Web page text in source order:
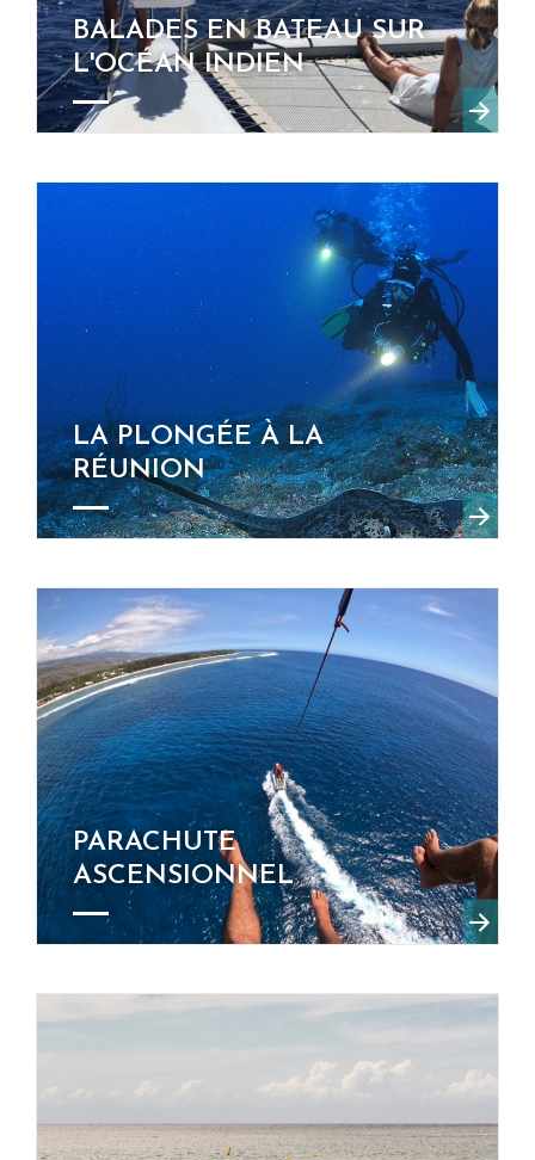
BALADES EN BATEAU SUR
L'OCÉAN INDIEN
LA PLONGÉE À LA
RÉUNION
PARACHUTE
ASCENSIONNEL